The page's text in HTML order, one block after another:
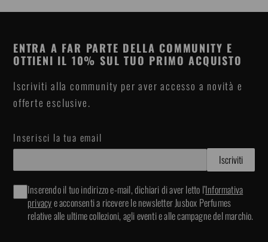
ENTRA A FAR PARTE DELLA COMMUNITY E
OTTIENI IL 10% SUL TUO PRIMO ACQUISTO
Iscriviti alla community per aver accesso a novità e
offerte esclusive.
Inserisci la tua email
Inserendo il tuo indirizzo e-mail, dichiari di aver letto l’Informativa
privacye acconsenti a ricevere le newsletter Jusbox Perfumes
relative alle ultime collezioni, agli eventi e alle campagne del marchio.